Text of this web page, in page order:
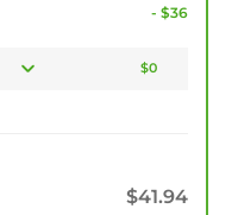
- $36
$0
$41.94